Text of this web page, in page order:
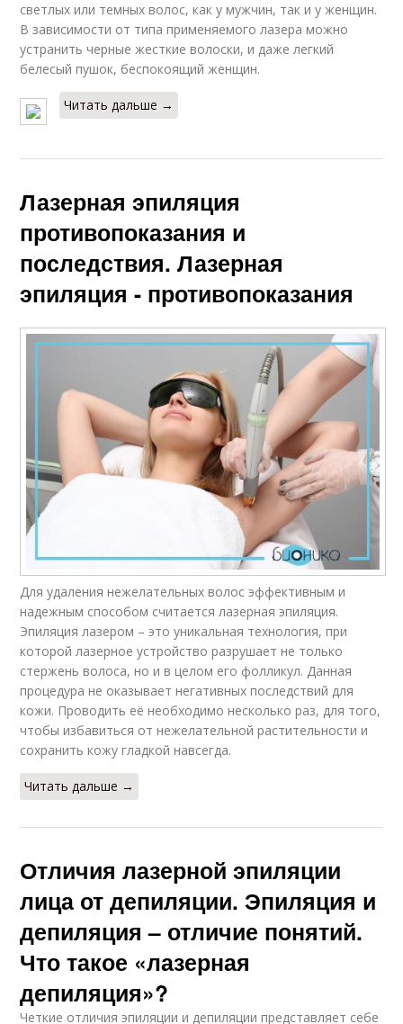
светлых или темных волос, как у мужчин, так и у женщин.
В зависимости от типа применяемого лазера можно
устранить черные жесткие волоски, и даже легкий
белесый пушок, беспокоящий женщин.
Читать дальше →
Лазерная эпиляция
противопоказания и
последствия. Лазерная
эпиляция - противопоказания
Для удаления нежелательных волос эффективным и
надежным способом считается лазерная эпиляция.
Эпиляция лазером – это уникальная технология, при
которой лазерное устройство разрушает не только
стержень волоса, но и в целом его фолликул. Данная
процедура не оказывает негативных последствий для
кожи. Проводить её необходимо несколько раз, для того,
чтобы избавиться от нежелательной растительности и
сохранить кожу гладкой навсегда.
Читать дальше →
Отличия лазерной эпиляции
лица от депиляции. Эпиляция и
депиляция – отличие понятий.
Что такое «лазерная
депиляция»?
Четкие отличия эпиляции и депиляции представляет себе